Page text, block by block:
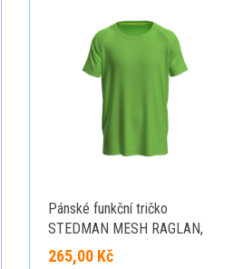
Pánské funkční tričko
STEDMAN MESH RAGLAN,
světle zelená, velikost L
265,00 Kč